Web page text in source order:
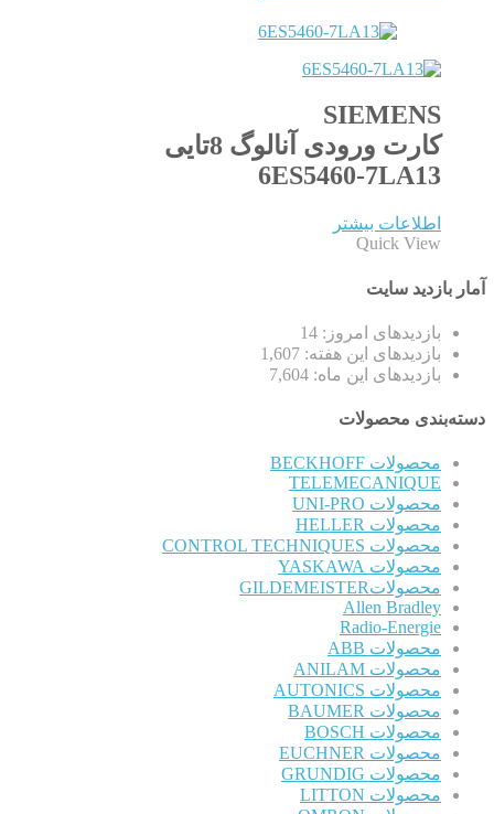
SIEMENS
کارت ورودی آنالوگ 8تایی
6ES5460-7LA13
اطلاعات بیشتر
Quick View
آمار بازدید سایت
بازدیدهای امروز: 14
بازدیدهای این هفته: 1,607
بازدیدهای این ماه: 7,604
دسته‌بندی محصولات
محصولات BECKHOFF
TELEMECANIQUE
محصولات UNI-PRO
محصولات HELLER
محصولات CONTROL TECHNIQUES
محصولات YASKAWA
محصولاتGILDEMEISTER
Allen Bradley
Radio-Energie
محصولات ABB
محصولات ANILAM
محصولات AUTONICS
محصولات BAUMER
محصولات BOSCH
محصولات EUCHNER
محصولات GRUNDIG
محصولات LITTON